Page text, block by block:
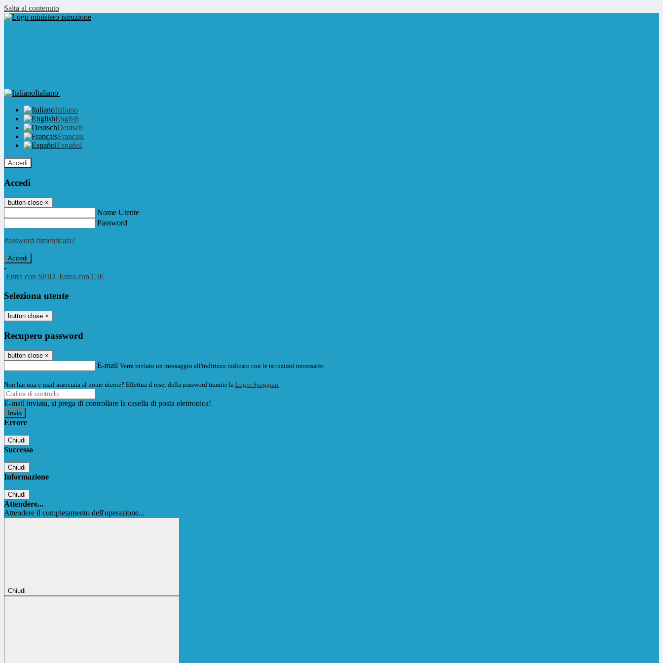
Salta al contenuto
Italiano
Italiano
English
Deutsch
Français
Español
Accedi
Accedi
button close ×
Nome Utente
Password
Password dimenticata?
-
Entra con SPID Entra con CIE
Seleziona utente
button close ×
Recupero password
button close ×
E-mail Verrà inviato un messaggio all'indirizzo indicato con le istruzioni necessarie.
Non hai una e-mail associata al nome utente? Effettua il reset della password tramite la Login Spaggiari
E-mail inviata, si prega di controllare la casella di posta elettronica!
Errore
Chiudi
Successo
Chiudi
Informazione
Chiudi
Attendere...
Attendere il completamento dell'operazione...
Chiudi